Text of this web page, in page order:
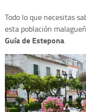
Todo lo que necesitas
esta población
Guía de Estepona.